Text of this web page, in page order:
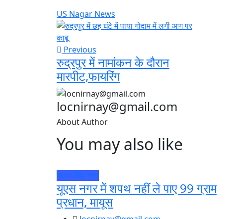
US Nagar News
Previous
रुद्रपुर में नामांकन के दौरान
मारपीट,फायरिंग
locnirnay@gmail.com
About Author
You may also like
ऊधम सिंह नगर
यूएस नगर में शपथ नहीं ले पाए 99 ग्राम
प्रधान, मायूस